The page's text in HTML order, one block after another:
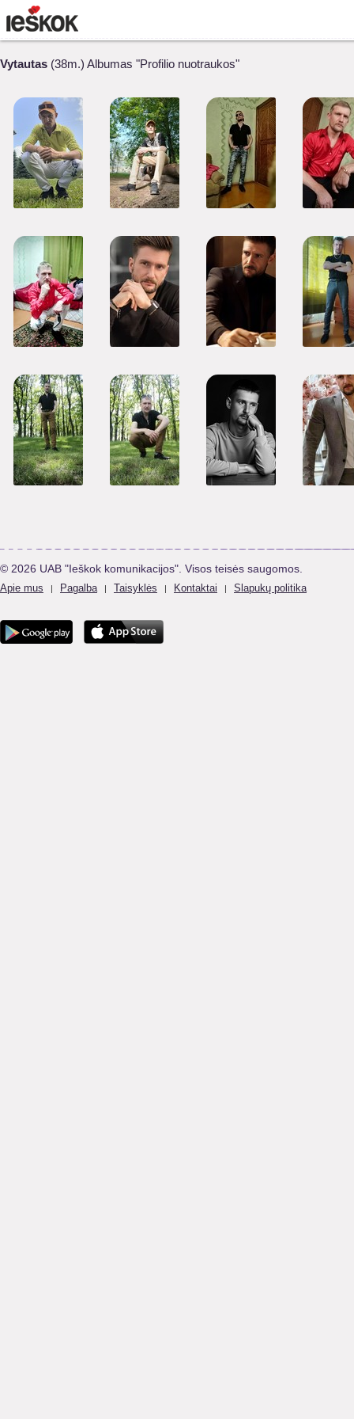
Vytautas (38m.) Albumas "Profilio nuotraukos"
© 2026 UAB "Ieškok komunikacijos". Visos teisės saugomos.
Apie mus | Pagalba | Taisyklės | Kontaktai | Slapukų politika